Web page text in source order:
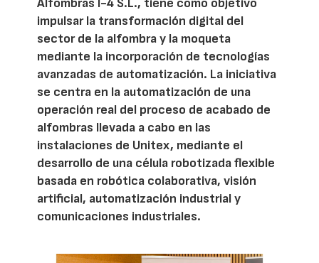
Alfombras I-4 S.L., tiene como objetivo
impulsar la transformación digital del
sector de la alfombra y la moqueta
mediante la incorporación de tecnologías
avanzadas de automatización. La iniciativa
se centra en la automatización de una
operación real del proceso de acabado de
alfombras llevada a cabo en las
instalaciones de Unitex, mediante el
desarrollo de una célula robotizada flexible
basada en robótica colaborativa, visión
artificial, automatización industrial y
comunicaciones industriales.